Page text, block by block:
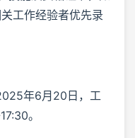
工作经验者优先录
年6月20日，工
。